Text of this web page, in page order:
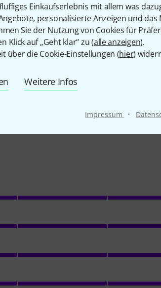
Einkaufserlebnis mit allem was
personalisierte Anzeigen und das
Sie der Nutzung von Cookies für
Klick auf „Geht klar“ zu (alle anzeigen).
über die Cookie-Einstellungen (hier)
Weitere Infos
Impressum ·
the sssnakeY-Cable FFM 1.6m
5,90 €